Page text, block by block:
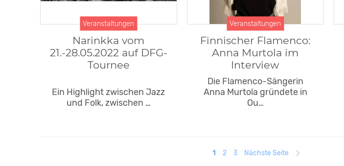
Veranstaltungen
Narinkka vom
21.-28.05.2022 auf DFG-
Tournee
Ein Highlight zwischen Jazz
und Folk, zwischen …
Veranstaltungen
Finnischer Flamenco:
Anna Murtola im
Interview
Die Flamenco-Sängerin
Anna Murtola gründete in
Ou…
1 2 3 Nächste Seite